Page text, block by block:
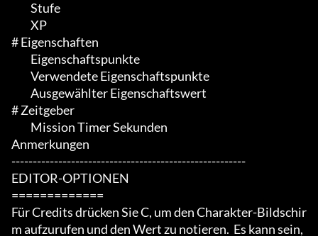
# Eigenschaften
# Zeitgeber
Anmerkungen
-------------------------------------------------------
EDITOR-OPTIONEN
=============
Für Credits drücken Sie C, um den Charakter-Bildschir
m aufzurufen und den Wert zu notieren.  Es kann sein,